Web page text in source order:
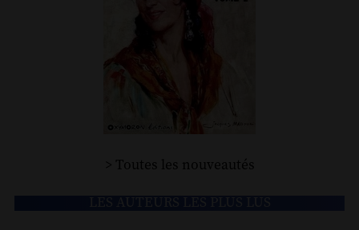
> Toutes les nouveautés